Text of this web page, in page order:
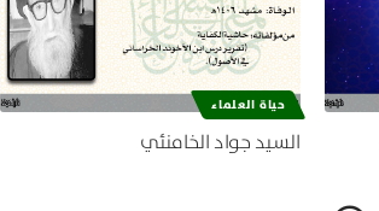
حياة العلماء
السيد جواد الخامنئي